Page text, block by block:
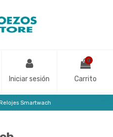
Iniciar sesión
0
Carrito
Smartwach